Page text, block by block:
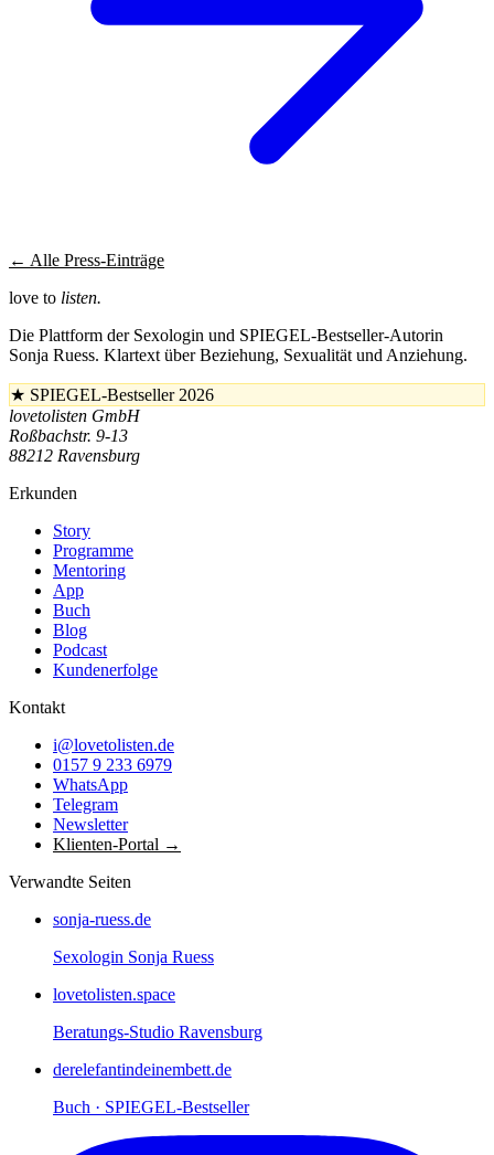
← Alle Press-Einträge
love to listen.
Die Plattform der Sexologin und SPIEGEL-Bestseller-Autorin
Sonja Ruess. Klartext über Beziehung, Sexualität und Anziehung.
★ SPIEGEL-Bestseller 2026
lovetolisten GmbH
Roßbachstr. 9-13
88212 Ravensburg
Erkunden
Story
Programme
Mentoring
App
Buch
Blog
Podcast
Kundenerfolge
Kontakt
i@lovetolisten.de
0157 9 233 6979
WhatsApp
Telegram
Newsletter
Klienten-Portal →
Verwandte Seiten
sonja-ruess.de
Sexologin Sonja Ruess
lovetolisten.space
Beratungs-Studio Ravensburg
derelefantindeinembett.de
Buch · SPIEGEL-Bestseller